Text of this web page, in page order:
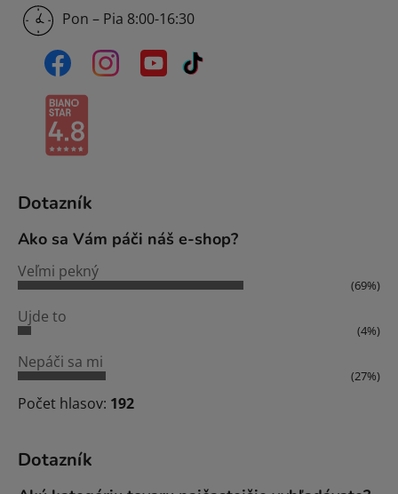
Pon – Pia 8:00-16:30
Dotazník
Ako sa Vám páči náš e-shop?
Veľmi pekný
(69%)
Ujde to
(4%)
Nepáči sa mi
(27%)
Počet hlasov: 192
Dotazník